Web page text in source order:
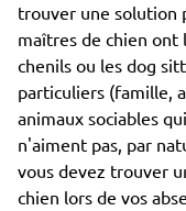
trouver une solution
maîtres de chien ont
chenils ou les dog
particuliers (famille,
animaux sociables
n'aiment pas, par
vous devez trouver
chien lors de vos